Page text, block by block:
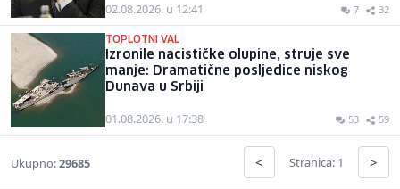
02.08.2026. u 12:41 7 32
TOPLOTNI VAL
Izronile nacističke olupine, struje sve
manje: Dramatične posljedice niskog
Dunava u Srbiji
01.08.2026. u 17:38 53 59
Ukupno:29685 < Stranica: 1 >